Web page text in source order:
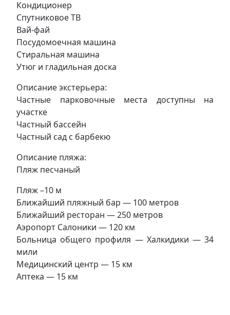
Кондиционер
Спутниковое ТВ
Вай-фай
Посудомоечная машина
Стиральная машина
Утюг и гладильная доска
Описание экстерьера:
Частные парковочные места доступны на
участке
Частный бассейн
Частный сад с барбекю
Описание пляжа:
Пляж песчаный
Пляж –10 м
Ближайший пляжный бар — 100 метров
Ближайший ресторан — 250 метров
Аэропорт Салоники — 120 км
Больница общего профиля — Халкидики — 34
мили
Медицинский центр — 15 км
Аптека — 15 км